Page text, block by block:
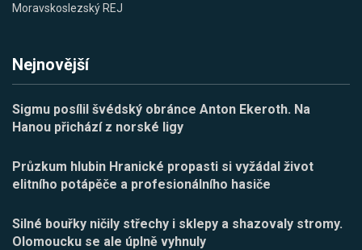
Moravskoslezský REJ
Nejnovější
Sigmu posílil švédský obránce Anton Ekeroth. Na
Hanou přichází z norské ligy
Průzkum hlubin Hranické propasti si vyžádal život
elitního potápěče a profesionálního hasiče
Silné bouřky ničily střechy i sklepy a shazovaly stromy.
Olomoucku se ale úplně vyhnuly